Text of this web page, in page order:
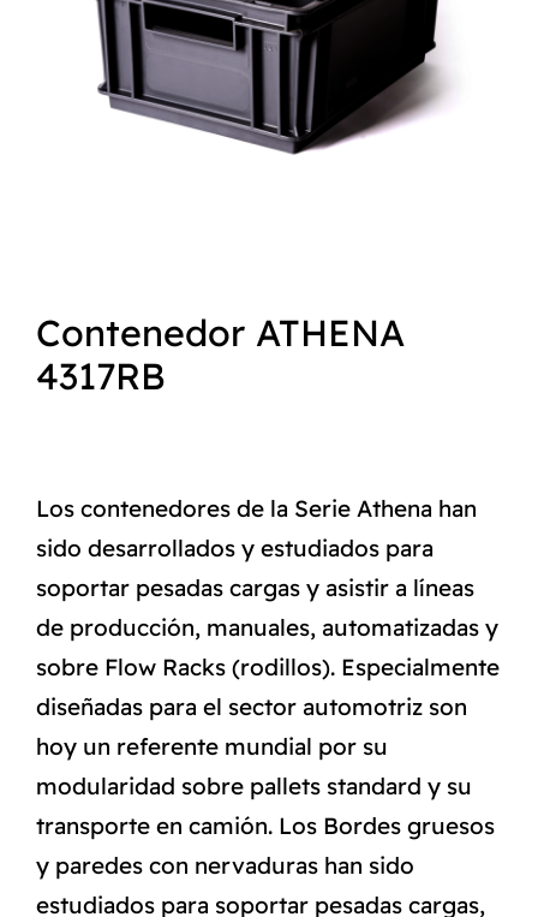
NORMAS ISO
CATÁLOGO
Contenedor ATHENA
4317RB
Los contenedores de la Serie Athena han
sido desarrollados y estudiados para
soportar pesadas cargas y asistir a líneas
de producción, manuales, automatizadas y
sobre Flow Racks (rodillos). Especialmente
diseñadas para el sector automotriz son
hoy un referente mundial por su
modularidad sobre pallets standard y su
transporte en camión. Los Bordes gruesos
y paredes con nervaduras han sido
estudiados para soportar pesadas cargas,